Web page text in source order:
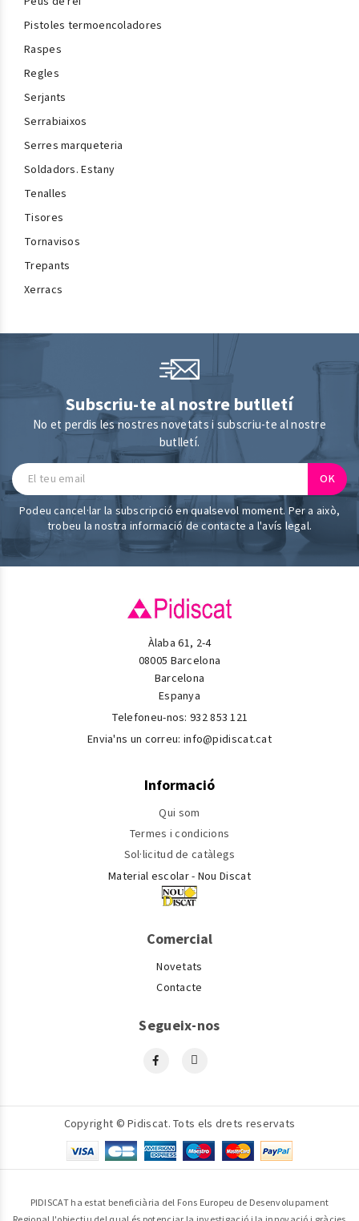
Pistoles termoencoladores
Raspes
Regles
Serjants
Serrabiaixos
Serres marqueteria
Soldadors. Estany
Tenalles
Tisores
Tornavisos
Trepants
Xerracs
Subscriu-te al nostre butlletí
No et perdis les nostres novetats i subscriu-te al nostre
butlletí.
Podeu cancel·lar la subscripció en qualsevol moment. Per a això,
trobeu la nostra informació de contacte a l'avís legal.
Àlaba 61, 2-4
08005 Barcelona
Barcelona
Espanya
Telefoneu-nos:932 853 121
Envia'ns un correu: info@pidiscat.cat
Informació
Qui som
Termes i condicions
Sol·licitud de catàlegs
Material escolar - Nou Discat
Comercial
Novetats
Contacte
Segueix-nos
Copyright © Pidiscat. Tots els drets reservats
PIDISCAT ha estat beneficiària del Fons Europeu de Desenvolupament
Regional l'objectiu del qual és potenciar la investigació i la innovació i gràcies